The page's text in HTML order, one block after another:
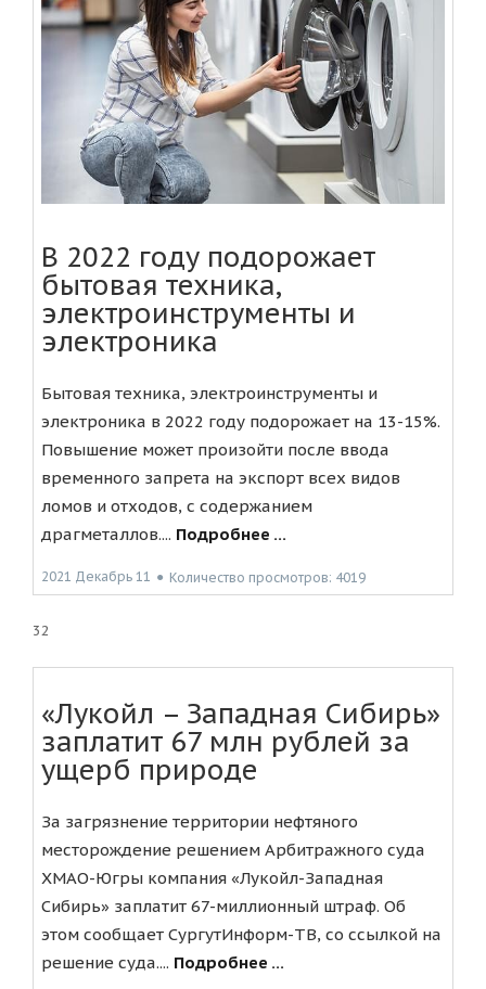
В 2022 году подорожает
бытовая техника,
электроинструменты и
электроника
Бытовая техника, электроинструменты и
электроника в 2022 году подорожает на 13-15%.
Повышение может произойти после ввода
временного запрета на экспорт всех видов
ломов и отходов, с содержанием
драгметаллов.... Подробнее ...
2021 Декабрь 11 ● Количество просмотров: 4019
32
«Лукойл – Западная Сибирь»
заплатит 67 млн рублей за
ущерб природе
За загрязнение территории нефтяного
месторождение решением Арбитражного суда
ХМАО-Югры компания «Лукойл-Западная
Сибирь» заплатит 67-миллионный штраф. Об
этом сообщает СургутИнформ-ТВ, со ссылкой на
решение суда.... Подробнее ...